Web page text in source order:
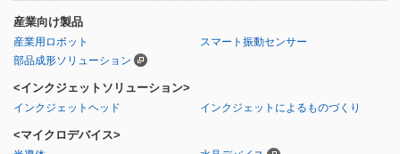
産業向け製品
産業用ロボット
スマート振動センサー
部品成形ソリューション
<インクジェットソリューション>
インクジェットヘッド インクジェットによるものづくり
<マイクロデバイス>